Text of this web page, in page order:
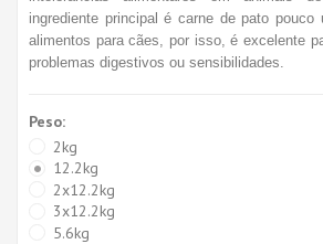
ingrediente principal é carne de pato pouco
alimentos para cães, por isso, é excelente
problemas digestivos ou sensibilidades.
Peso:
2kg
12.2kg
2x12.2kg
3x12.2kg
5.6kg